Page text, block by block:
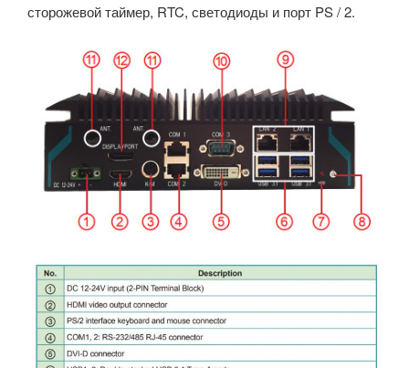
сторожевой таймер, RTC, светодиоды и порт PS / 2.